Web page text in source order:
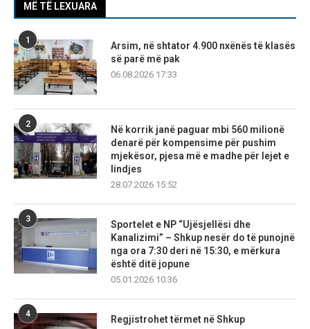
MË TË LEXUARA
1
Arsim, në shtator 4.900 nxënës të klasës
së parë më pak
06.08.2026 17:33
2
Në korrik janë paguar mbi 560 milionë
denarë për kompensime për pushim
mjekësor, pjesa më e madhe për lejet e
lindjes
28.07.2026 15:52
3
Sportelet e NP “Ujësjellësi dhe
Kanalizimi” – Shkup nesër do të punojnë
nga ora 7:30 deri në 15:30, e mërkura
është ditë jopune
05.01.2026 10:36
4
Regjistrohet tërmet në Shkup